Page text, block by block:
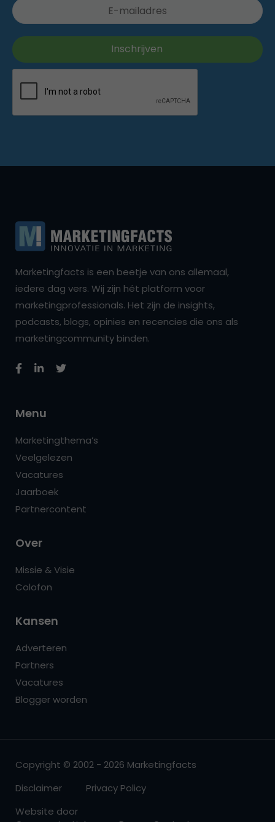
Marketingfacts is een beetje van ons allemaal,
iedere dag vers. Wij zijn hét platform voor
marketingprofessionals. Het zijn de insights,
podcasts, blogs, opinies en recencies die ons als
marketingcommunity binden.
Menu
Marketingthema’s
Veelgelezen
Vacatures
Jaarboek
Partnercontent
Over
Missie & Visie
Colofon
Kansen
Adverteren
Partners
Vacatures
Blogger worden
Copyright © 2002 - 2026 Marketingfacts
Disclaimer
Privacy Policy
Website door